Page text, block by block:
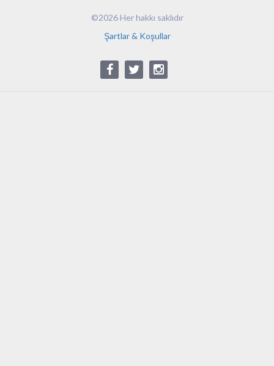
©2026 Her hakkı saklıdır
Şartlar & Koşullar